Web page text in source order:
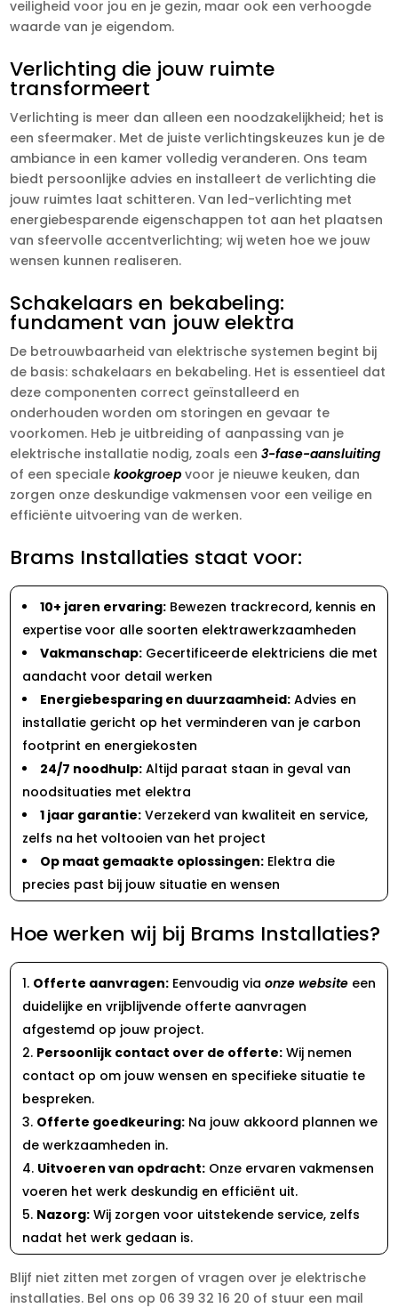
veiligheid voor jou en je gezin, maar ook een verhoogde
waarde van je eigendom.
Verlichting die jouw ruimte
transformeert
Verlichting is meer dan alleen een noodzakelijkheid; het is
een sfeermaker. Met de juiste verlichtingskeuzes kun je de
ambiance in een kamer volledig veranderen. Ons team
biedt persoonlijke advies en installeert de verlichting die
jouw ruimtes laat schitteren. Van led-verlichting met
energiebesparende eigenschappen tot aan het plaatsen
van sfeervolle accentverlichting; wij weten hoe we jouw
wensen kunnen realiseren.
Schakelaars en bekabeling:
fundament van jouw elektra
De betrouwbaarheid van elektrische systemen begint bij
de basis: schakelaars en bekabeling. Het is essentieel dat
deze componenten correct geïnstalleerd en
onderhouden worden om storingen en gevaar te
voorkomen. Heb je uitbreiding of aanpassing van je
elektrische installatie nodig, zoals een3-fase-aansluiting
of een specialekookgroep voor je nieuwe keuken, dan
zorgen onze deskundige vakmensen voor een veilige en
efficiënte uitvoering van de werken.
Brams Installaties staat voor:
10+ jaren ervaring: Bewezen trackrecord, kennis en
expertise voor alle soorten elektrawerkzaamheden
Vakmanschap: Gecertificeerde elektriciens die met
aandacht voor detail werken
Energiebesparing en duurzaamheid: Advies en
installatie gericht op het verminderen van je carbon
footprint en energiekosten
24/7 noodhulp: Altijd paraat staan in geval van
noodsituaties met elektra
1 jaar garantie: Verzekerd van kwaliteit en service,
zelfs na het voltooien van het project
Op maat gemaakte oplossingen: Elektra die
precies past bij jouw situatie en wensen
Hoe werken wij bij Brams Installaties?
Offerte aanvragen: Eenvoudig viaonze website een
duidelijke en vrijblijvende offerte aanvragen
afgestemd op jouw project.
Persoonlijk contact over de offerte: Wij nemen
contact op om jouw wensen en specifieke situatie te
bespreken.
Offerte goedkeuring: Na jouw akkoord plannen we
de werkzaamheden in.
Uitvoeren van opdracht: Onze ervaren vakmensen
voeren het werk deskundig en efficiënt uit.
Nazorg: Wij zorgen voor uitstekende service, zelfs
nadat het werk gedaan is.
Blijf niet zitten met zorgen of vragen over je elektrische
installaties. Bel ons op 06 39 32 16 20 of stuur een mail